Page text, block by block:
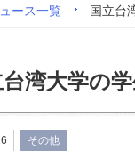
ース一覧 国立台
台湾大学の
その他